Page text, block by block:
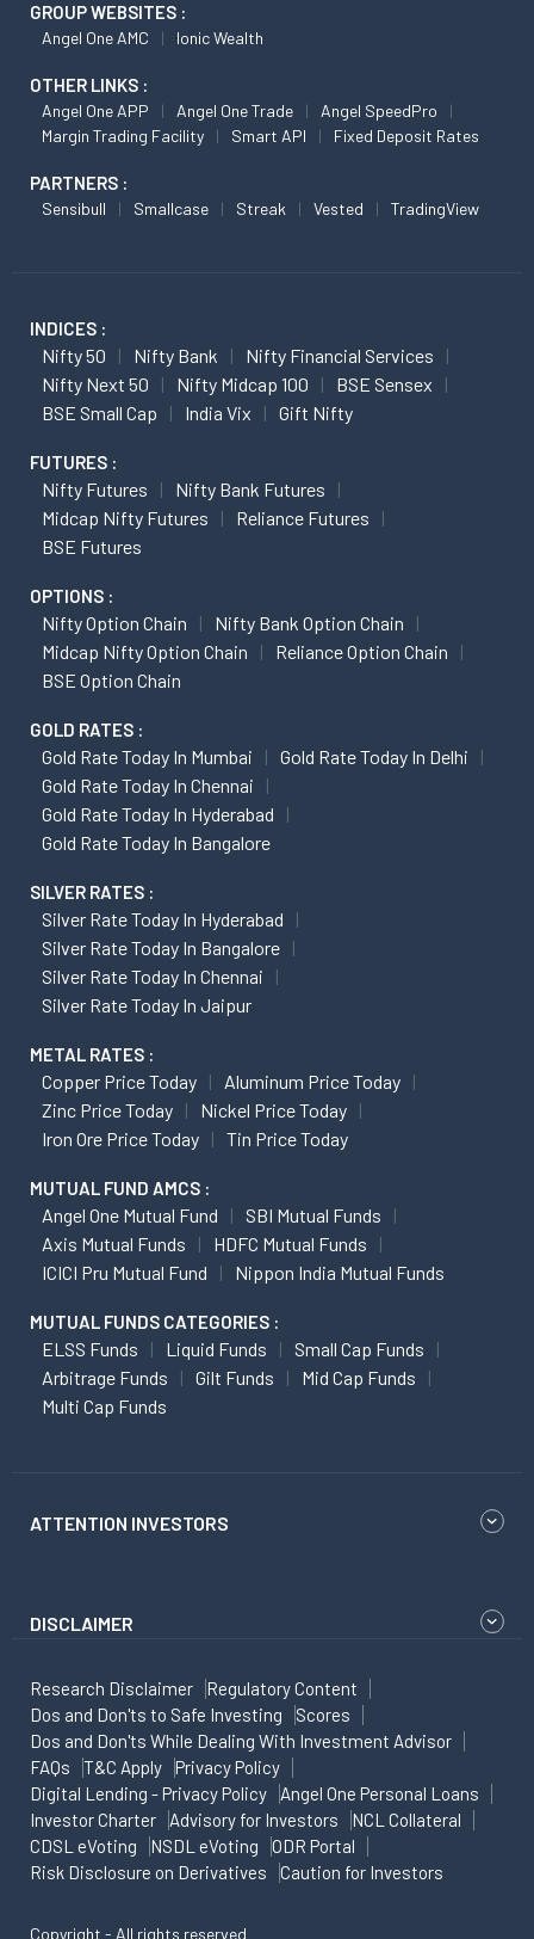
GROUP WEBSITES :
Angel One AMC Ionic Wealth
OTHER LINKS :
Angel One APP Angel One Trade
Angel SpeedPro
Margin Trading Facility
Smart API Fixed Deposit Rates
PARTNERS :
Sensibull Smallcase Streak Vested TradingView
INDICES :
Nifty 50 Nifty Bank
Nifty Financial Services
Nifty Next 50
Nifty Midcap 100
BSE Sensex
BSE Small Cap
India Vix Gift Nifty
FUTURES :
Nifty Futures
Nifty Bank Futures
Midcap Nifty Futures
Reliance Futures
BSE Futures
OPTIONS :
Nifty Option Chain
Nifty Bank Option Chain
Midcap Nifty Option Chain
Reliance Option Chain
BSE Option Chain
GOLD RATES :
Gold Rate Today In Mumbai
Gold Rate Today In Delhi
Gold Rate Today In Chennai
Gold Rate Today In Hyderabad
Gold Rate Today In Bangalore
SILVER RATES :
Silver Rate Today In Hyderabad
Silver Rate Today In Bangalore
Silver Rate Today In Chennai
Silver Rate Today In Jaipur
METAL RATES :
Copper Price Today
Aluminum Price Today
Zinc Price Today
Nickel Price Today
Iron Ore Price Today
Tin Price Today
MUTUAL FUND AMCS :
Angel One Mutual Fund
SBI Mutual Funds
Axis Mutual Funds
HDFC Mutual Funds
ICICI Pru Mutual Fund
Nippon India Mutual Funds
MUTUAL FUNDS CATEGORIES :
ELSS Funds Liquid Funds
Small Cap Funds
Arbitrage Funds
Gilt Funds
Mid Cap Funds
Multi Cap Funds
ATTENTION INVESTORS
DISCLAIMER
Research Disclaimer
Regulatory Content
Dos and Don'ts to Safe Investing
Scores
Dos and Don'ts While Dealing With Investment Advisor
FAQs
T&C Apply
Privacy Policy
Digital Lending - Privacy Policy
Angel One Personal Loans
Investor Charter
Advisory for Investors
NCL Collateral
CDSL eVoting
NSDL eVoting
ODR Portal
Risk Disclosure on Derivatives
Caution for Investors
Copyright - All rights reserved